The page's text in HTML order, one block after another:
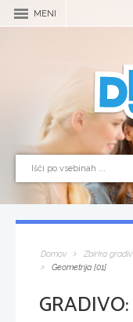
MENI
Domov Zbirka gradiv
Geometrija [01]
GRADIVO: